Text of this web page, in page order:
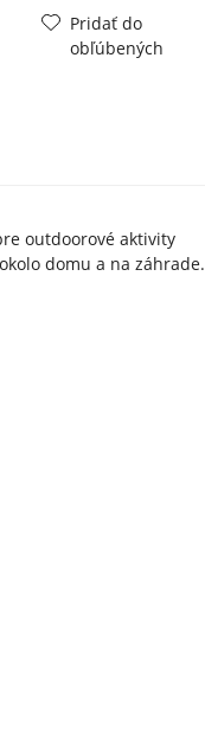
Pridať do
obľúbených
outdoorové aktivity
domu a na záhrade.